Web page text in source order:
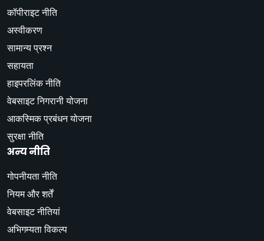
कॉपीराइट नीति
अस्वीकरण
सामान्य प्रश्न
सहायता
हाइपरलिंक नीति
वेबसाइट निगरानी योजना
आकस्मिक प्रबंधन योजना
सुरक्षा नीति
अन्य नीति
गोपनीयता नीति
नियम और शर्तें
वेबसाइट नीतियां
अभिगम्यता विकल्प